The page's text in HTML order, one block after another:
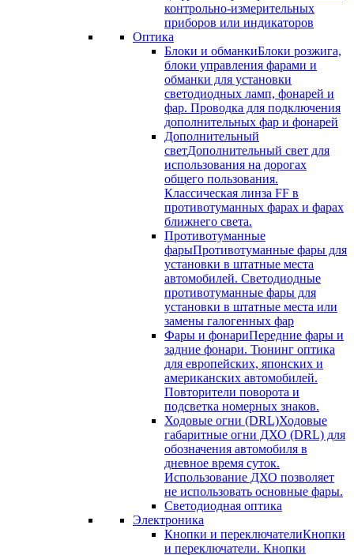
контрольно-измерительных
приборов или индикаторов
Оптика
Блоки и обманкиБлоки розжига,
блоки управления фарами и
обманки для установки
светодиодных ламп, фонарей и
фар. Проводка для подключения
дополнительных фар и фонарей
Дополнительный
светДополнительный свет для
использования на дорогах
общего пользования.
Классическая линза FF в
противотуманных фарах и фарах
ближнего света.
Противотуманные
фарыПротивотуманные фары для
установки в штатные места
автомобилей. Светодиодные
противотуманные фары для
установки в штатные места или
замены галогенных фар
Фары и фонариПередние фары и
задние фонари. Тюнинг оптика
для европейских, японских и
американских автомобилей.
Повторители поворота и
подсветка номерных знаков.
Ходовые огни (DRL)Ходовые
габаритные огни ДХО (DRL) для
обозначения автомобиля в
дневное время суток.
Использование ДХО позволяет
не использовать основные фары.
Светодиодная оптика
Электроника
Кнопки и переключателиКнопки
и переключатели. Кнопки